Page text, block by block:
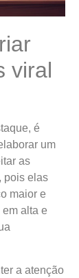
viral
é
um
as
pois elas
maior e
alta e
a atenção